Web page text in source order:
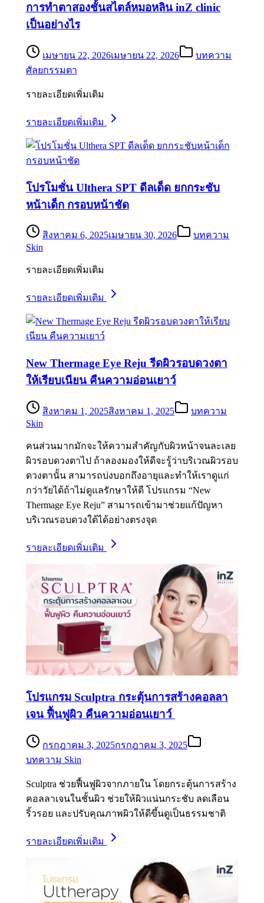
การทำตาสองชั้นสไตล์หมอหลิน inZ clinic
เป็นอย่างไร
เมษายน 22, 2026เมษายน 22, 2026
บทความ
ศัลยกรรมตา
รายละเอียดเพิ่มเติม
รายละเอียดเพิ่มเติม
โปรโมชั่น Ulthera SPT ดีลเด็ด ยกกระชับ
หน้าเด็ก กรอบหน้าชัด
สิงหาคม 6, 2025เมษายน 30, 2026
บทความ
Skin
รายละเอียดเพิ่มเติม
รายละเอียดเพิ่มเติม
New Thermage Eye Reju รีดผิวรอบดวงตา
ให้เรียบเนียน คืนความอ่อนเยาว์
สิงหาคม 1, 2025สิงหาคม 1, 2025
บทความ
Skin
คนส่วนมากมักจะให้ความสำคัญกับผิวหน้าจนละเลย
ผิวรอบดวงตาไป ถ้าลองมองให้ดีจะรู้ว่าบริเวณผิวรอบ
ดวงตานั้น สามารถบ่งบอกถึงอายุและทำให้เราดูแก่
กว่าวัยได้ถ้าไม่ดูแลรักษาให้ดี โปรแกรม “New
Thermage Eye Reju” สามารถเข้ามาช่วยแก้ปัญหา
บริเวณรอบดวงใต้ได้อย่างตรงจุด
รายละเอียดเพิ่มเติม
โปรแกรม Sculptra กระตุ้นการสร้างคอลลา
เจน ฟื้นฟูผิว คืนความอ่อนเยาว์
กรกฎาคม 3, 2025กรกฎาคม 3, 2025
บทความ Skin
Sculptra ช่วยฟื้นฟูผิวจากภายใน โดยกระตุ้นการสร้าง
คอลลาเจนในชั้นผิว ช่วยให้ผิวแน่นกระชับ ลดเลือน
ริ้วรอย และปรับคุณภาพผิวให้ดีขึ้นดูเป็นธรรมชาติ
รายละเอียดเพิ่มเติม